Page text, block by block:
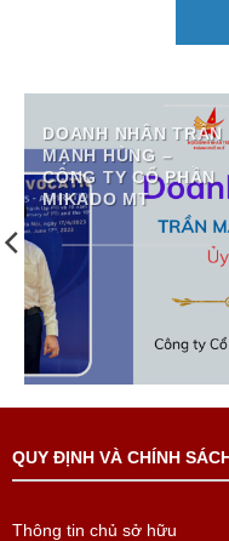
DOANH NHÂN TRẦN
MẠNH HÙNG –
CÔNG TY CỔ PHẦN
MIKADO MT
QUY ĐỊNH VÀ CHÍNH
Thông tin chủ sở hữu